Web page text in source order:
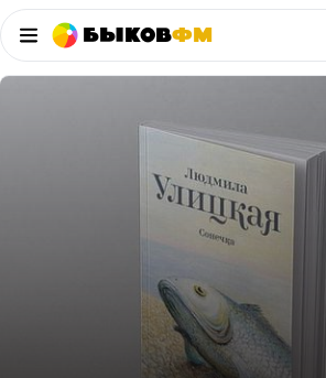
БыковФМ